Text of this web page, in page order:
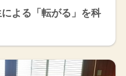
による「転がる」を科